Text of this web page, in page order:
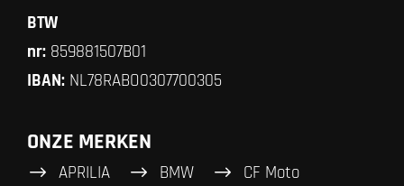
BTW
nr: 859881507B01
IBAN: NL78RABO0307700305
ONZE MERKEN
APRILIA BMW CF Moto